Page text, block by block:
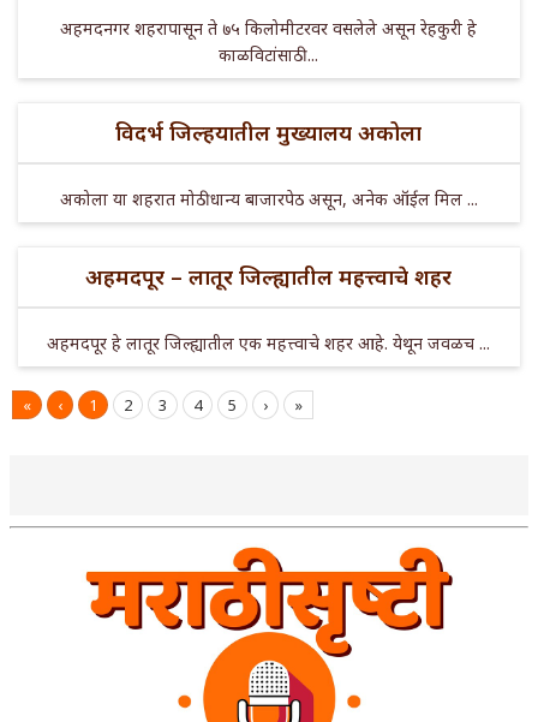
अहमदनगर शहरापासून ते ७५ किलोमीटरवर वसलेले असून रेहकुरी हे
काळविटांसाठी ...
विदर्भ जिल्हयातील मुख्यालय अकोला
अकोला या शहरात मोठी धान्य बाजारपेठ असून, अनेक ऑईल मिल ...
अहमदपूर – लातूर जिल्ह्यातील महत्त्वाचे शहर
अहमदपूर हे लातूर जिल्ह्यातील एक महत्त्वाचे शहर आहे. येथून जवळच ...
« ‹ 1 2 3 4 5 › »